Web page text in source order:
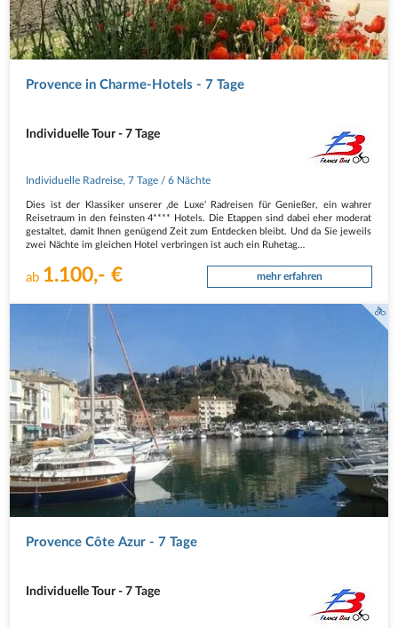
Provence in Charme-Hotels - 7 Tage
Individuelle Tour - 7 Tage
Individuelle Radreise,7 Tage / 6 Nächte
Dies ist der Klassiker unserer ‚de Luxe‘ Radreisen für Genießer, ein wahrer
Reisetraum in den feinsten 4**** Hotels. Die Etappen sind dabei eher moderat
gestaltet, damit Ihnen genügend Zeit zum Entdecken bleibt. Und da Sie jeweils
zwei Nächte im gleichen Hotel verbringen ist auch ein Ruhetag…
ab 1.100,- € mehr erfahren
Provence Côte Azur - 7 Tage
Individuelle Tour - 7 Tage